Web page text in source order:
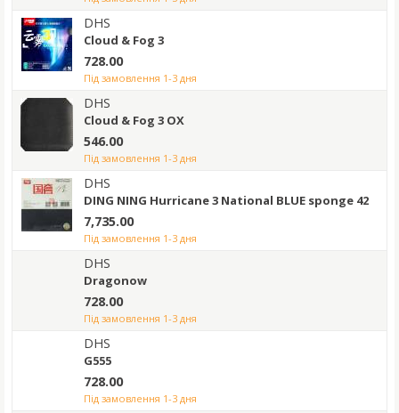
DHS
Cloud & Fog 3
728.00
під замовлення 1-3 дня
DHS
Cloud & Fog 3 OX
546.00
під замовлення 1-3 дня
DHS
DING NING Hurricane 3 National BLUE sponge 42
7,735.00
під замовлення 1-3 дня
DHS
Dragonow
728.00
під замовлення 1-3 дня
DHS
G555
728.00
під замовлення 1-3 дня